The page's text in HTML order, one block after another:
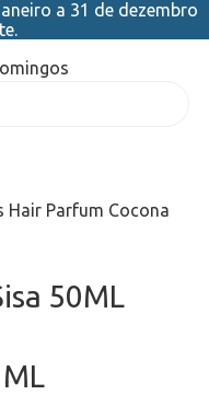
a 31 de dezembro
Hair Parfum Cocona
50ML